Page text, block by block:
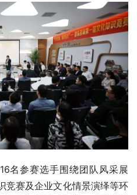
名参赛选手围绕团队风采展
竞赛及企业文化情景演绎等环